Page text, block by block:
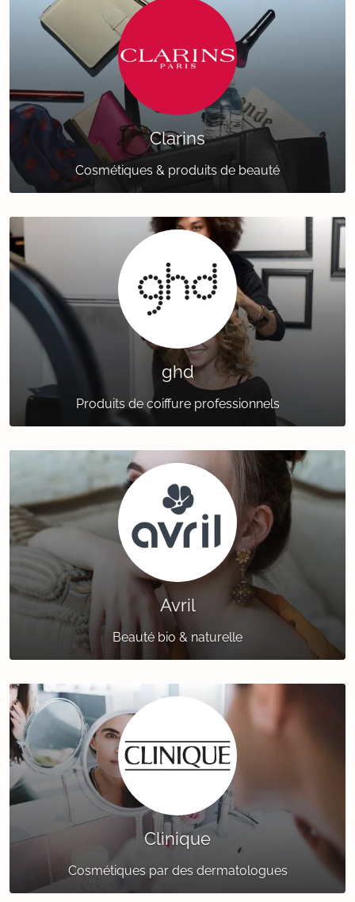
Clarins
Cosmétiques & produits de beauté
ghd
Produits de coiffure professionnels
Avril
Beauté bio & naturelle
Clinique
Cosmétiques par des dermatologues